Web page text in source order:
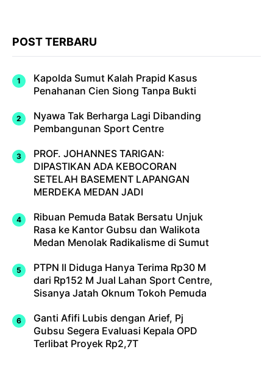
POST TERBARU
Kapolda Sumut Kalah Prapid Kasus
Penahanan Cien Siong Tanpa Bukti
Nyawa Tak Berharga Lagi Dibanding
Pembangunan Sport Centre
PROF. JOHANNES TARIGAN:
DIPASTIKAN ADA KEBOCORAN
SETELAH BASEMENT LAPANGAN
MERDEKA MEDAN JADI
Ribuan Pemuda Batak Bersatu Unjuk
Rasa ke Kantor Gubsu dan Walikota
Medan Menolak Radikalisme di Sumut
PTPN II Diduga Hanya Terima Rp30 M
dari Rp152 M Jual Lahan Sport Centre,
Sisanya Jatah Oknum Tokoh Pemuda
Ganti Afifi Lubis dengan Arief, Pj
Gubsu Segera Evaluasi Kepala OPD
Terlibat Proyek Rp2,7T